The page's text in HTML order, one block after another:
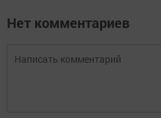
Нет комментариев